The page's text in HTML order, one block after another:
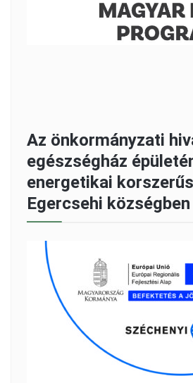
Az önkormányzati
egészségház
energetikai
Egercsehi községben